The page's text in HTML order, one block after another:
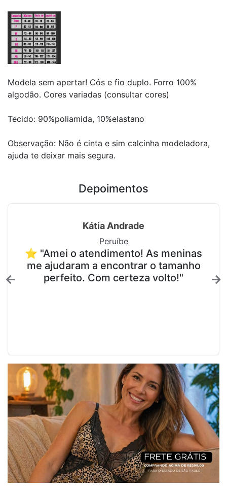
Modela sem apertar! Cós e fio duplo. Forro 100%
algodão. Cores variadas (consultar cores)
Tecido: 90%poliamida, 10%elastano
Observação: Não é cinta e sim calcinha modeladora,
ajuda te deixar mais segura.
Depoimentos
Kátia Andrade
Peruíbe
⭐ "Amei o atendimento! As meninas
me ajudaram a encontrar o tamanho
perfeito. Com certeza volto!"